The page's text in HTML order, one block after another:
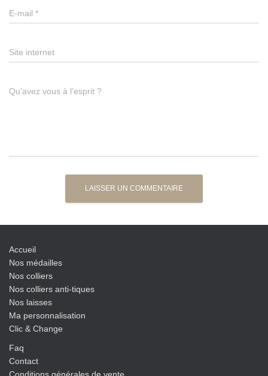
E-mail *
Site internet
Qu’avez vous à l’esprit ?
Accueil
Nos médailles
Nos colliers
Nos colliers anti-tiques
Nos laisses
Ma personnalisation
Clic & Change
Faq
Contact